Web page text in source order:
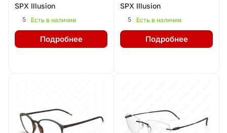
SPX Illusion
5 Есть в наличии
Подробнее
SPX Illusion
5 Есть в наличии
Подробнее